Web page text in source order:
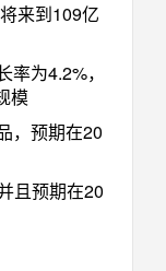
来到109亿
为4.2%，
模
，预期在20
且预期在20